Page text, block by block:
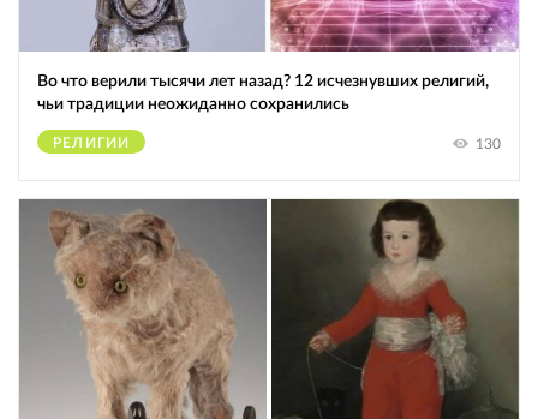
Во что верили тысячи лет назад? 12 исчезнувших религий,
чьи традиции неожиданно сохранились
РЕЛИГИИ 130